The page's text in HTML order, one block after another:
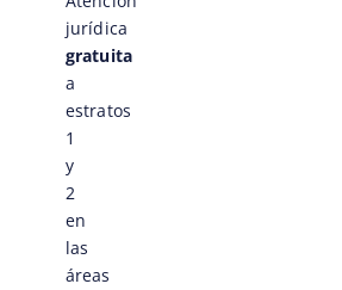
jurídica
gratuita
a
estratos
1
y
2
en
las
áreas